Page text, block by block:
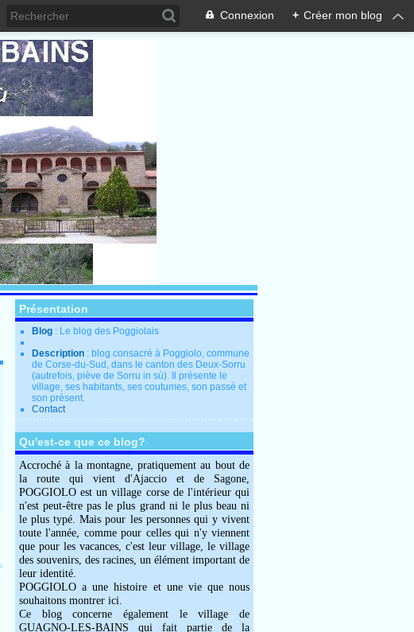
Connexion + Créer mon blog
Présentation
Blog : Le blog des Poggiolais
Description : blog consacré à Poggiolo, commune
de Corse-du-Sud, dans le canton des Deux-Sorru
(autrefois, piève de Sorru in sù). Il présente le
village, ses habitants, ses coutumes, son passé et
son présent.
Contact
Qu'est-ce que ce blog?
Accroché à la montagne, pratiquement au bout de
la route qui vient d'Ajaccio et de Sagone,
POGGIOLO est un village corse de l'intérieur qui
n'est peut-être pas le plus grand ni le plus beau ni
le plus typé. Mais pour les personnes qui y vivent
toute l'année, comme pour celles qui n'y viennent
que pour les vacances, c'est leur village, le village
des souvenirs, des racines, un élément important de
leur identité.
POGGIOLO a une histoire et une vie que nous
souhaitons montrer ici.
Ce blog concerne également le village de
GUAGNO-LES-BAINS qui fait partie de la